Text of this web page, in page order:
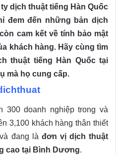
dịch thuật tiếng Hàn Quốc
đem đến những bản dịch
cam kết về tính bảo mật
khách hàng. Hãy cùng tìm
thuật tiếng Hàn Quốc tại
mà họ cung cấp.
doanh nghiệp trong và
3,100 khách hàng thân thiết
đang là đơn vị dịch thuật
cao tại Bình Dương.